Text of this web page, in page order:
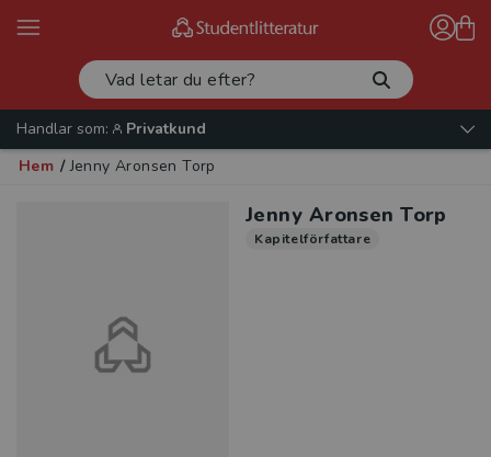
Handlar som:
Privatkund
Hem / Jenny Aronsen Torp
Jenny Aronsen Torp
Kapitelförfattare